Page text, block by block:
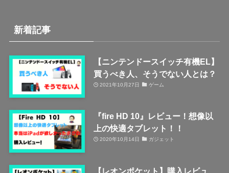
新着記事
【ニンテンドースイッチ有機EL】
買うべき人、そうでない人とは？
2021年10月27日 ゲーム
『fire HD 10』レビュー！想像以
上の快適タブレット！！
2020年10月14日 ガジェット
【レオンポケット】購入レビュ